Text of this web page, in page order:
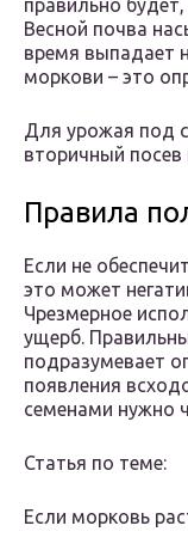
правильно
Весной почва
время выпадает
моркови – это
Для урожая под
вторичный посев
Правила
Если не
это может
Чрезмерное
ущерб.
подразумевает
появления
семенами нужно
Статья по теме:
Если морковь